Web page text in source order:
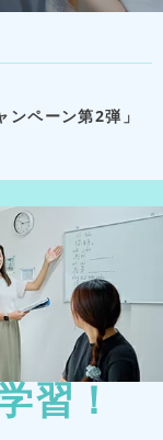
ペーン第2弾」
習！